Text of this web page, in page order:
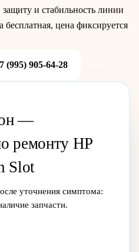
и стабильность линии
бесплатная, цена фиксируется
(995) 905-64-28
—
ремонту HP
Slot
уточнения симптома:
запчасти.